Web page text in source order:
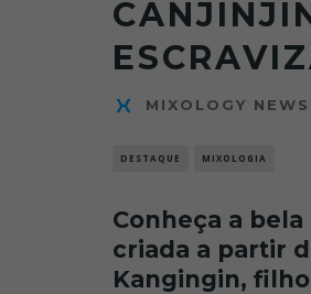
MIXOLOGY NEWS
DESTAQUE MIXOLOGIA
Conheça a
criada a partir
Kangingin,